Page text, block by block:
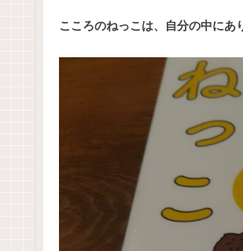
こころのねっこは、自分の中にあ